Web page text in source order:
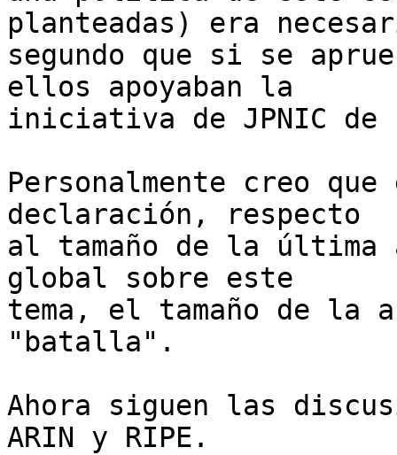
planteadas) era
segundo que si se
ellos apoyaban la
iniciativa de JPNIC de
Personalmente creo
declaración, respecto
al tamaño de la última
global sobre este
tema, el tamaño de la
"batalla".
Ahora siguen las
ARIN y RIPE.